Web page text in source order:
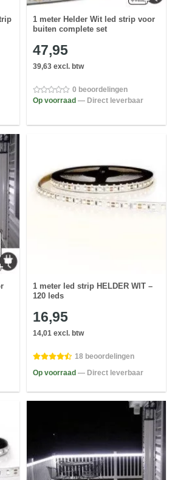
1 meter Helder Wit led strip voor
buiten complete set
47,95
39,63 excl. btw
0 beoordelingen
Op voorraad — Direct leverbaar
1 meter led strip HELDER WIT –
120 leds
16,95
14,01 excl. btw
18 beoordelingen
Op voorraad — Direct leverbaar